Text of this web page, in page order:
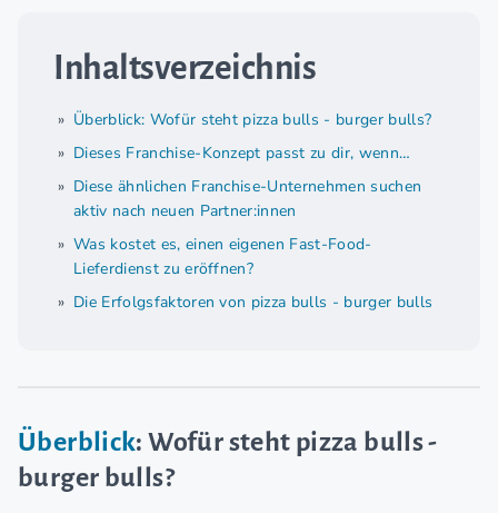
Inhaltsverzeichnis
Überblick: Wofür steht pizza bulls - burger bulls?
Dieses Franchise-Konzept passt zu dir, wenn…
Diese ähnlichen Franchise-Unternehmen suchen
aktiv nach neuen Partner:innen
Was kostet es, einen eigenen Fast-Food-
Lieferdienst zu eröffnen?
Die Erfolgsfaktoren von pizza bulls - burger bulls
Überblick: Wofür steht pizza bulls -
burger bulls?